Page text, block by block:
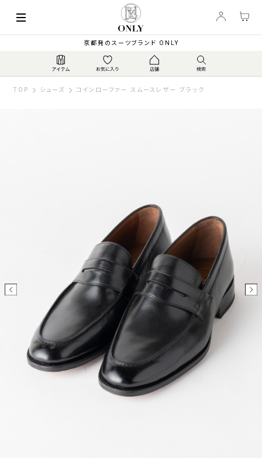
京都発のスーツブランド ONLY
TOP シューズ コインローファー スムースレザー ブラック